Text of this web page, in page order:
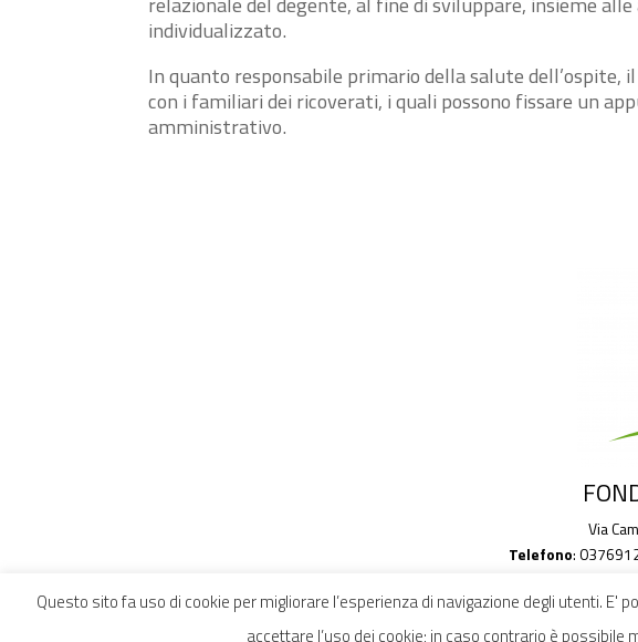
individualizzato.
In quanto responsabile primario della salute
con i familiari dei ricoverati, i quali possono fissare un
amministrativo.
Via
Telefono:
Questo sito fa uso di cookie per migliorare l’esperienza di navigazione degli utenti.
accettare l’uso dei cookie; in caso contrario è possibile